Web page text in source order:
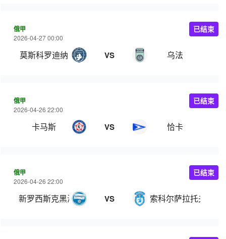
俄甲
2026-04-27 00:00
莫斯科罗迪纳 VS 乌法
已结束
俄甲
2026-04-26 22:00
卡马斯 VS 恰卡
已结束
俄甲
2026-04-26 22:00
新罗西斯克黑海人 VS 索科尔萨拉托夫
已结束